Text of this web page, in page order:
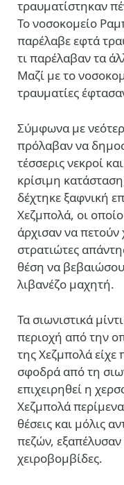
τραυματίστηκαν
Το νοσοκομείο
παρέλαβε εφτά
τι παρέλαβαν τα
Μαζί με το
τραυματίες
Σύμφωνα με
πρόλαβαν να
τέσσερις νεκροί
κρίσιμη
δέχτηκε ξαφνική
Χεζμπολά, οι
άρχισαν να πετούν
στρατιώτες
θέση να
λιβανέζο μαχητή.
Τα σιωνιστικά
περιοχή από την
της Χεζμπολά
σφοδρά από τη
επιχειρηθεί η
Χεζμπολά
θέσεις και μόλις
πεζών,
χειροβομβίδες.